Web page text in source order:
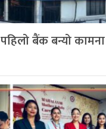
बैंक बन्यो